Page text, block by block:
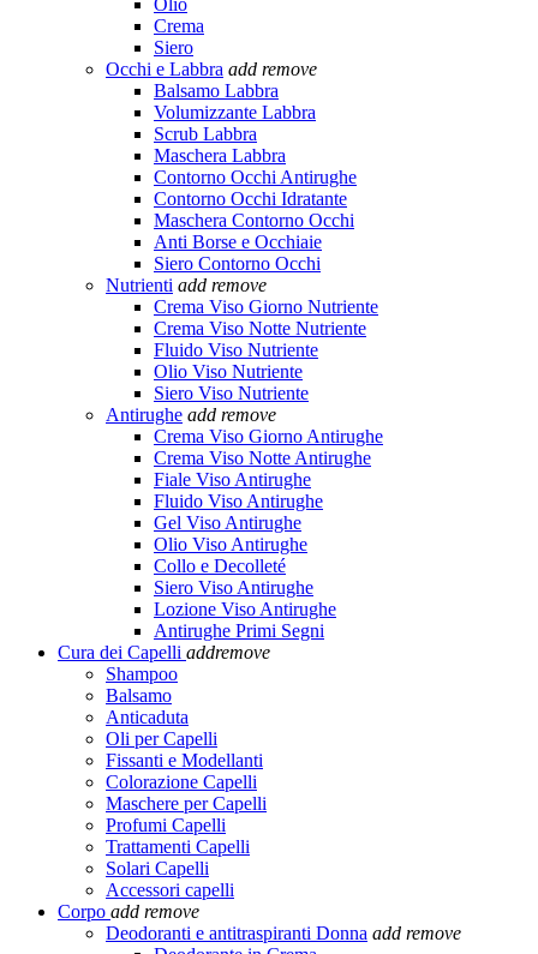
Olio
Crema
Siero
Occhi e Labbra add remove
Balsamo Labbra
Volumizzante Labbra
Scrub Labbra
Maschera Labbra
Contorno Occhi Antirughe
Contorno Occhi Idratante
Maschera Contorno Occhi
Anti Borse e Occhiaie
Siero Contorno Occhi
Nutrienti add remove
Crema Viso Giorno Nutriente
Crema Viso Notte Nutriente
Fluido Viso Nutriente
Olio Viso Nutriente
Siero Viso Nutriente
Antirughe add remove
Crema Viso Giorno Antirughe
Crema Viso Notte Antirughe
Fiale Viso Antirughe
Fluido Viso Antirughe
Gel Viso Antirughe
Olio Viso Antirughe
Collo e Decolleté
Siero Viso Antirughe
Lozione Viso Antirughe
Antirughe Primi Segni
Cura dei Capelli addremove
Shampoo
Balsamo
Anticaduta
Oli per Capelli
Fissanti e Modellanti
Colorazione Capelli
Maschere per Capelli
Profumi Capelli
Trattamenti Capelli
Solari Capelli
Accessori capelli
Corpo add remove
Deodoranti e antitraspiranti Donna add remove